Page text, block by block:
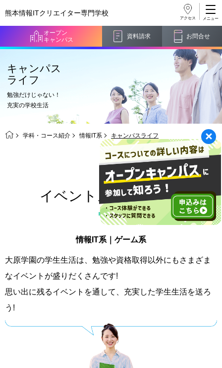
熊本情報ITクリエイター専門学校
オープン
キャンパス
資料請求 お問合せ
アクセス
キャンパス
ライフ
勉強だけじゃない！
充実の学校生活
学科・コース紹介 情報IT系 キャンパスライフ
イベントスケジュール
情報IT系｜ゲーム系
大原学園の学生生活は、勉強や資格取得以外にもさまざま
なイベントが盛りだくさんです!
思い出に残るイベントを通して、充実した学生生活を送ろ
う!